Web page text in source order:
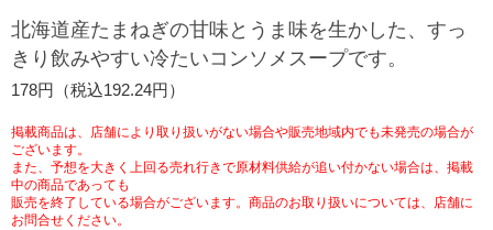
ギフト
プリペイドカード・金券
ニンテンドー・ダウンロードカード
コピー
プリント
スキャン
ファクス
宅配便
切手・はがき・印紙
セブン銀行ATM
ご利用可能なお支払い方法
チケットサービス
セブンチケット
チケットぴあ
イープラス
セブン‐イレブンでお受取り
タワーレコード
セブンネットショッピング
停電時のサービス停止のお知らせ
企業理念
会社概要
貸借対照表・損益計算書
沿革
セブン＆アイ・ホールディングスの重点課題
サステナビリティ活動基本方針
サステナビリティ推進体制
GREEN CHALLENGE 2050
加盟店オーナー募集 物件募集・購入
店舗検索
ネットショッピング
お問い合わせ
北海道産たまねぎの甘味とうま味を生かした、すっ
きり飲みやすい冷たいコンソメスープです。
178円（税込192.24円）
掲載商品は、店舗により取り扱いがない場合や販売地域内でも未発売の場合が
ございます。
また、予想を大きく上回る売れ行きで原材料供給が追い付かない場合は、掲載
中の商品であっても
販売を終了している場合がございます。商品のお取り扱いについては、店舗に
お問合せください。